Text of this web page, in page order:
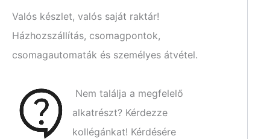
s
s
Valós készlet, valós saját raktár!
Házhozszállítás, csomagpontok,
csomagautomaták és személyes átvétel.
Nem találja a megfelelő
alkatrészt? Kérdezze
kollégánkat! Kérdésére